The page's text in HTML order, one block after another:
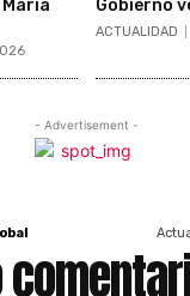
Gobierno
ACTUALIDAD
- Advertisement -